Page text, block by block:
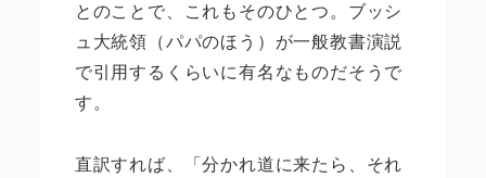
とのことで、これもそのひとつ。ブッシ
ュ大統領（パパのほう）が一般教書演説
で引用するくらいに有名なものだそうで
す。
直訳すれば、「分かれ道に来たら、それ